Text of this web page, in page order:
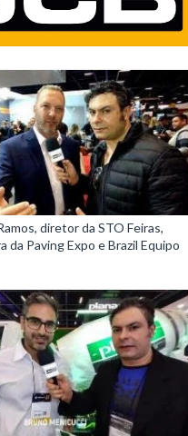
diretor da STO Feiras,
da Paving Expo e Brazil Equipo